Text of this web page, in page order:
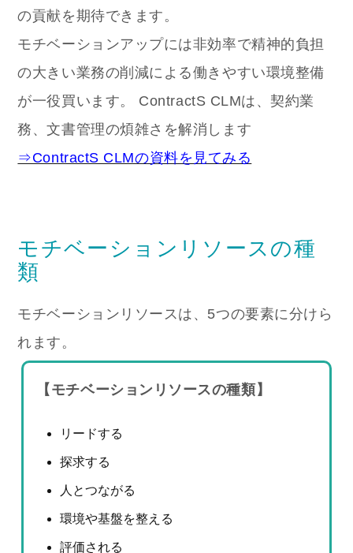
の貢献を期待できます。
モチベーションアップには非効率で精神的負担
の大きい業務の削減による働きやすい環境整備
が一役買います。 ContractS CLMは、契約業
務、文書管理の煩雑さを解消します
⇒ContractS CLMの資料を見てみる
モチベーションリソースの種
類
モチベーションリソースは、5つの要素に分けら
れます。
【モチベーションリソースの種類】
リードする
探求する
人とつながる
環境や基盤を整える
評価される